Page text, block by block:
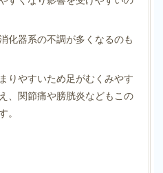
化器系の不調が多くなるのも
りやすいため足がむくみやす
、関節痛や膀胱炎などもこの